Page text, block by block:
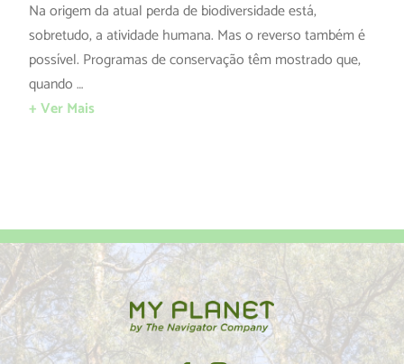
Na origem da atual perda de biodiversidade está,
sobretudo, a atividade humana. Mas o reverso também é
possível. Programas de conservação têm mostrado que,
quando …
+ Ver Mais